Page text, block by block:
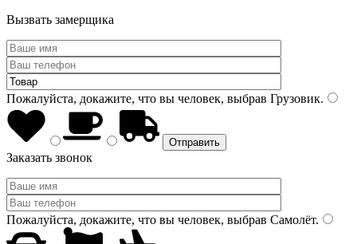
Вызвать замерщика
Пожалуйста, докажите, что вы человек, выбрав Грузовик.
Заказать звонок
Пожалуйста, докажите, что вы человек, выбрав Самолёт.